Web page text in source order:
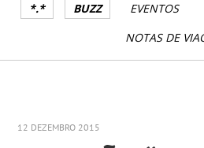
*.* BUZZ EVENTOS
NOTAS DE
12 DEZEMBRO 2015